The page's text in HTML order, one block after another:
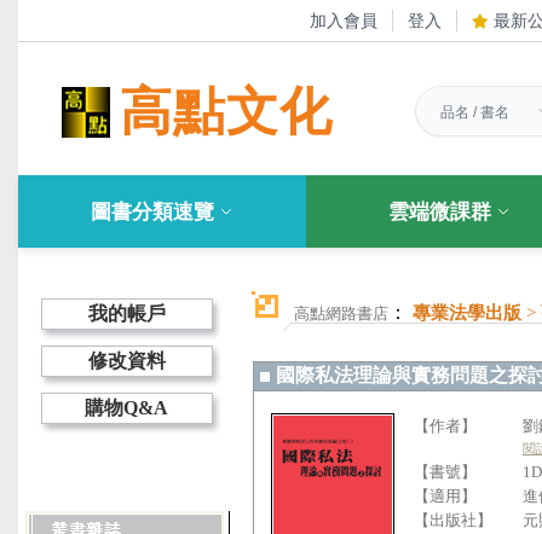
加入會員 登入 最新
高點文化
圖書分類速覽 雲端微課群
我的帳戶
修改資料
購物Q&A
高點網路書店 ： 專業法學出版 >
國際私法理論與實務問題之探
【作者】 劉
閱
【書號】
【適用】
【出版社】